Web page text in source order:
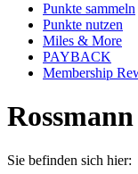
Punkte sammeln
Punkte nutzen
Miles & More
PAYBACK
Membership
Rossmann
Sie befinden sich hier: